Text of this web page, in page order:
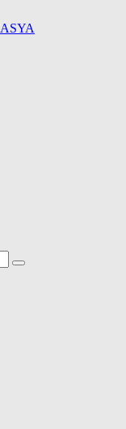
hal di sekitarnya